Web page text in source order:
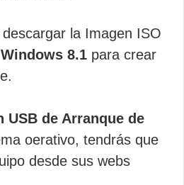
la Imagen ISO
8.1 para crear
USB de Arranque de
oerativo, tendrás que
desde sus webs